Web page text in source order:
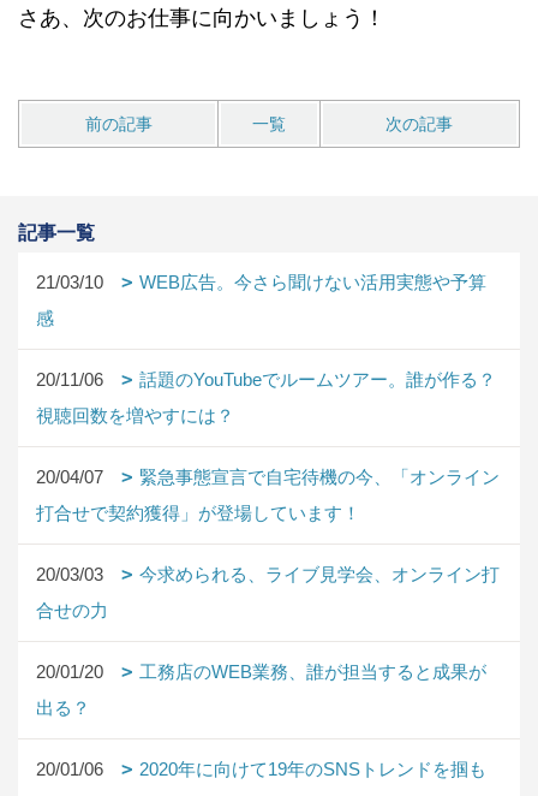
さあ、次のお仕事に向かいましょう！
前の記事 一覧 次の記事
記事一覧
21/03/10
WEB広告。今さら聞けない活用実態や予算
感
20/11/06
話題のYouTubeでルームツアー。誰が作る？
視聴回数を増やすには？
20/04/07
緊急事態宣言で自宅待機の今、「オンライン
打合せで契約獲得」が登場しています！
20/03/03
今求められる、ライブ見学会、オンライン打
合せの力
20/01/20
工務店のWEB業務、誰が担当すると成果が
出る？
20/01/06
2020年に向けて19年のSNSトレンドを掴も